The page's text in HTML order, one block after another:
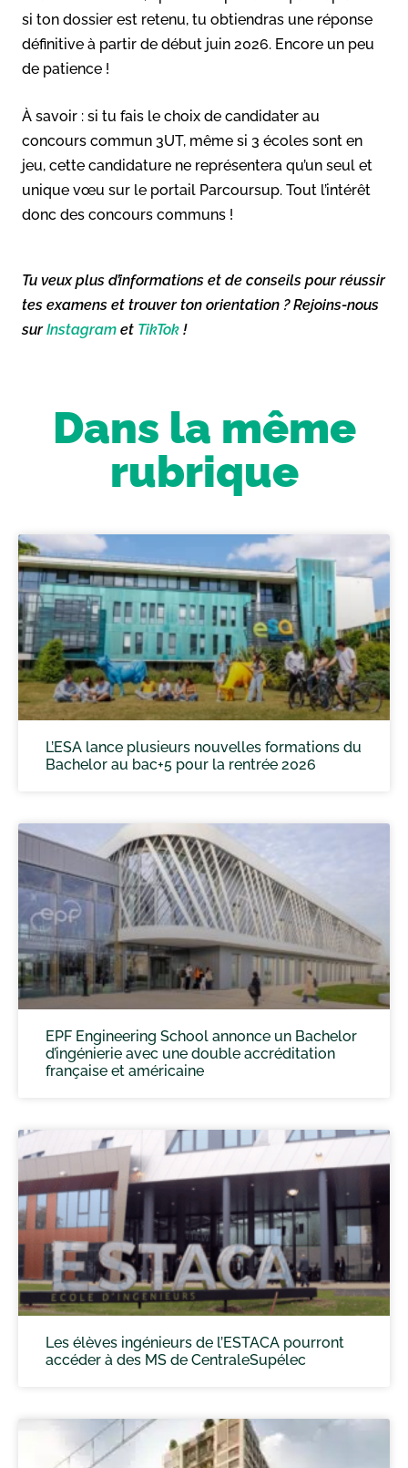
si ton dossier est retenu, tu obtiendras une réponse
définitive à partir de début juin 2026. Encore un peu
de patience !
À savoir : si tu fais le choix de candidater au
concours commun 3UT, même si 3 écoles sont en
jeu, cette candidature ne représentera qu’un seul et
unique vœu sur le portail Parcoursup. Tout l’intérêt
donc des concours communs !
Tu veux plus d’informations et de conseils pour réussir
tes examens et trouver ton orientation ? Rejoins-nous
surInstagram et TikTok !
Dans la même
rubrique
L’ESA lance plusieurs nouvelles formations du
Bachelor au bac+5 pour la rentrée 2026
EPF Engineering School annonce un Bachelor
d’ingénierie avec une double accréditation
française et américaine
Les élèves ingénieurs de l’ESTACA pourront
accéder à des MS de CentraleSupélec